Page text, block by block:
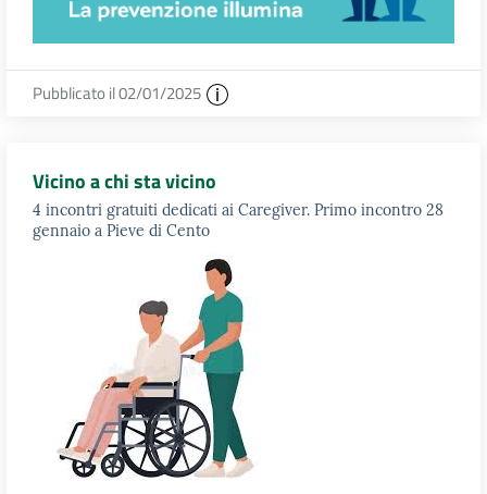
Pubblicato il 02/01/2025
Vicino a chi sta vicino
4 incontri gratuiti dedicati ai Caregiver. Primo incontro 28
gennaio a Pieve di Cento